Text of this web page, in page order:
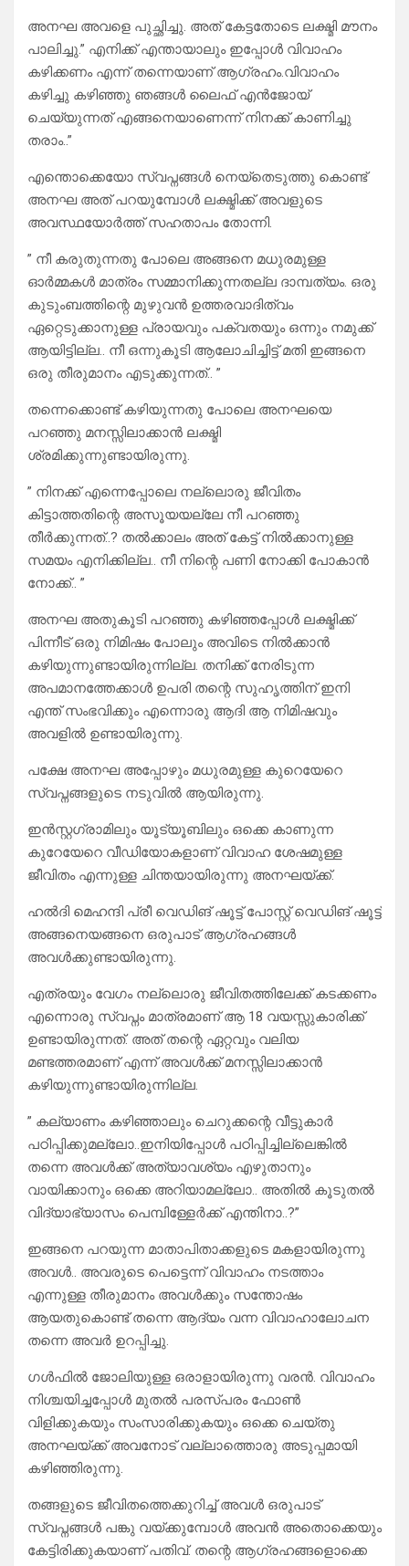
അനഘ അവളെ പുച്ഛിച്ചു. അത് കേട്ടതോടെ ലക്ഷ്മി മൗനം
പാലിച്ചു.” എനിക്ക് എന്തായാലും ഇപ്പോൾ വിവാഹം
കഴിക്കണം എന്ന് തന്നെയാണ് ആഗ്രഹം.വിവാഹം
കഴിച്ചു കഴിഞ്ഞു ഞങ്ങൾ ലൈഫ് എൻജോയ്
ചെയ്യുന്നത് എങ്ങനെയാണെന്ന് നിനക്ക് കാണിച്ചു
തരാം..”
എന്തൊക്കെയോ സ്വപ്നങ്ങൾ നെയ്തെടുത്തു കൊണ്ട്
അനഘ അത് പറയുമ്പോൾ ലക്ഷ്മിക്ക് അവളുടെ
അവസ്ഥയോർത്ത് സഹതാപം തോന്നി.
” നീ കരുതുന്നതു പോലെ അങ്ങനെ മധുരമുള്ള
ഓർമ്മകൾ മാത്രം സമ്മാനിക്കുന്നതല്ല ദാമ്പത്യം. ഒരു
കുടുംബത്തിന്റെ മുഴുവൻ ഉത്തരവാദിത്വം
ഏറ്റെടുക്കാനുള്ള പ്രായവും പക്വതയും ഒന്നും നമുക്ക്
ആയിട്ടില്ല.. നീ ഒന്നുകൂടി ആലോചിച്ചിട്ട് മതി ഇങ്ങനെ
ഒരു തീരുമാനം എടുക്കുന്നത്.. ”
തന്നെക്കൊണ്ട് കഴിയുന്നതു പോലെ അനഘയെ
പറഞ്ഞു മനസ്സിലാക്കാൻ ലക്ഷ്മി
ശ്രമിക്കുന്നുണ്ടായിരുന്നു.
” നിനക്ക് എന്നെപ്പോലെ നല്ലൊരു ജീവിതം
കിട്ടാത്തതിന്റെ അസൂയയല്ലേ നീ പറഞ്ഞു
തീർക്കുന്നത്..? തൽക്കാലം അത് കേട്ട് നിൽക്കാനുള്ള
സമയം എനിക്കില്ല.. നീ നിന്റെ പണി നോക്കി പോകാൻ
നോക്ക്.. ”
അനഘ അതുകൂടി പറഞ്ഞു കഴിഞ്ഞപ്പോൾ ലക്ഷ്മിക്ക്
പിന്നീട് ഒരു നിമിഷം പോലും അവിടെ നിൽക്കാൻ
കഴിയുന്നുണ്ടായിരുന്നില്ല. തനിക്ക് നേരിടുന്ന
അപമാനത്തേക്കാൾ ഉപരി തന്റെ സുഹൃത്തിന് ഇനി
എന്ത് സംഭവിക്കും എന്നൊരു ആദി ആ നിമിഷവും
അവളിൽ ഉണ്ടായിരുന്നു.
പക്ഷേ അനഘ അപ്പോഴും മധുരമുള്ള കുറെയേറെ
സ്വപ്നങ്ങളുടെ നടുവിൽ ആയിരുന്നു.
ഇൻസ്റ്റഗ്രാമിലും യൂട്യൂബിലും ഒക്കെ കാണുന്ന
കുറേയേറെ വീഡിയോകളാണ് വിവാഹ ശേഷമുള്ള
ജീവിതം എന്നുള്ള ചിന്തയായിരുന്നു അനഘയ്ക്ക്.
ഹൽദി മെഹന്ദി പ്രീ വെഡിങ് ഷൂട്ട് പോസ്റ്റ് വെഡിങ് ഷൂട്ട്
അങ്ങനെയങ്ങനെ ഒരുപാട് ആഗ്രഹങ്ങൾ
അവൾക്കുണ്ടായിരുന്നു.
എത്രയും വേഗം നല്ലൊരു ജീവിതത്തിലേക്ക് കടക്കണം
എന്നൊരു സ്വപ്നം മാത്രമാണ് ആ 18 വയസ്സുകാരിക്ക്
ഉണ്ടായിരുന്നത്. അത് തന്റെ ഏറ്റവും വലിയ
മണ്ടത്തരമാണ് എന്ന് അവൾക്ക് മനസ്സിലാക്കാൻ
കഴിയുന്നുണ്ടായിരുന്നില്ല.
” കല്യാണം കഴിഞ്ഞാലും ചെറുക്കന്റെ വീട്ടുകാർ
പഠിപ്പിക്കുമല്ലോ..ഇനിയിപ്പോൾ പഠിപ്പിച്ചില്ലെങ്കിൽ
തന്നെ അവൾക്ക് അത്യാവശ്യം എഴുതാനും
വായിക്കാനും ഒക്കെ അറിയാമല്ലോ.. അതിൽ കൂടുതൽ
വിദ്യാഭ്യാസം പെമ്പിള്ളേർക്ക് എന്തിനാ..?”
ഇങ്ങനെ പറയുന്ന മാതാപിതാക്കളുടെ മകളായിരുന്നു
അവൾ.. അവരുടെ പെട്ടെന്ന് വിവാഹം നടത്താം
എന്നുള്ള തീരുമാനം അവൾക്കും സന്തോഷം
ആയതുകൊണ്ട് തന്നെ ആദ്യം വന്ന വിവാഹാലോചന
തന്നെ അവർ ഉറപ്പിച്ചു.
ഗൾഫിൽ ജോലിയുള്ള ഒരാളായിരുന്നു വരൻ. വിവാഹം
നിശ്ചയിച്ചപ്പോൾ മുതൽ പരസ്പരം ഫോൺ
വിളിക്കുകയും സംസാരിക്കുകയും ഒക്കെ ചെയ്തു
അനഘയ്ക്ക് അവനോട് വല്ലാത്തൊരു അടുപ്പമായി
കഴിഞ്ഞിരുന്നു.
തങ്ങളുടെ ജീവിതത്തെക്കുറിച്ച് അവൾ ഒരുപാട്
സ്വപ്നങ്ങൾ പങ്കു വയ്ക്കുമ്പോൾ അവൻ അതൊക്കെയും
കേട്ടിരിക്കുകയാണ് പതിവ്. തന്റെ ആഗ്രഹങ്ങളൊക്കെ